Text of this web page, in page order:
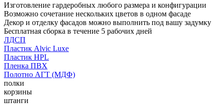
Изготовление гардеробных любого размера и конфигурации
Возможно сочетание нескольких цветов в одном фасаде
Декор и отделку фасадов можно выполнить под вашу задумку
Бесплатная сборка в течение 5 рабочих дней
ЛДСП
Пластик Alvic Luxe
Пластик HPL
Пленка ПВХ
Полотно АГТ (МДФ)
полки
корзины
штанги